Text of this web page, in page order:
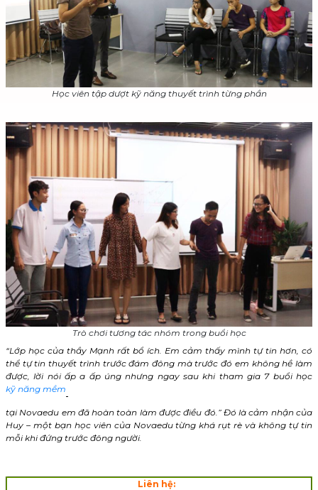
Học viên tập dượt kỹ năng thuyết trình từng phần
Trò chơi tương tác nhóm trong buổi học
“Lớp học của thầy Mạnh rất bổ ích. Em cảm thấy mình tự tin hơn, có
thể tự tin thuyết trình trước đám đông mà trước đó em không hề làm
được, lời nói ấp a ấp úng nhưng ngay sau khi tham gia 7 buổi học
kỹ năng mềm
tại Novaedu em đã hoàn toàn làm được điều đó.” Đó là cảm nhận của
Huy – một bạn học viên của Novaedu từng khá rụt rè và không tự tin
mỗi khi đứng trước đông người.
Liên hệ: